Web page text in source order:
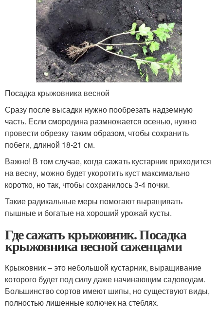
Посадка крыжовника весной
Сразу после высадки нужно пообрезать надземную
часть. Если смородина размножается осенью, нужно
провести обрезку таким образом, чтобы сохранить
побеги, длиной 18-21 см.
Важно! В том случае, когда сажать кустарник приходится
на весну, можно будет укоротить куст максимально
коротко, но так, чтобы сохранилось 3-4 почки.
Такие радикальные меры помогают выращивать
пышные и богатые на хороший урожай кусты.
Где сажать крыжовник. Посадка
крыжовника весной саженцами
Крыжовник – это небольшой кустарник, выращивание
которого будет под силу даже начинающим садоводам.
Большинство сортов имеют шипы, но существуют виды,
полностью лишенные колючек на стеблях.